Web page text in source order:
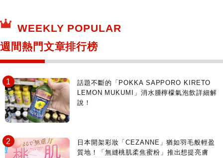
東京百貨店～TOKYO Depart～
WEEKLY POPULAR
週間熱門文章排行榜
話題不斷的「POKKA SAPPORO KIRETO
LEMON MUKUMI」消水腫檸檬氣泡飲詳細解
說！
日本開架彩妝「CEZANNE」猶如羽毛般輕盈
質地！「無縫桃肌柔焦蜜粉」推出想提亮膚